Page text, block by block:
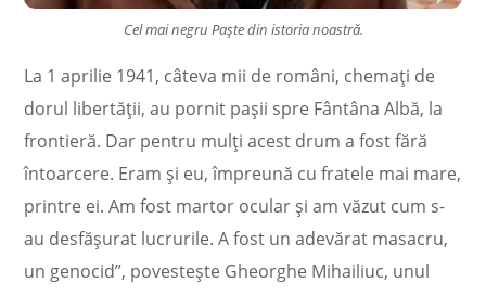
Cel mai negru Paște din istoria noastră.
La 1 aprilie 1941, câteva mii de români, chemaţi de
dorul libertăţii, au pornit paşii spre Fântâna Albă, la
frontieră. Dar pentru mulţi acest drum a fost fără
întoarcere. Eram şi eu, împreună cu fratele mai mare,
printre ei. Am fost martor ocular şi am văzut cum s-
au desfăşurat lucrurile. A fost un adevărat masacru,
un genocid”, povesteşte Gheorghe Mihailiuc, unul